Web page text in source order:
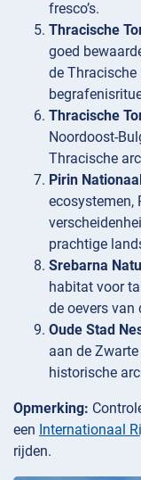
fresco’s.
Thracische
goed
de
Thracische
Noordoost-
Thracische
Pirin
ecosystemen,
prachtige
Srebarna
habitat voor
de oevers van
Oude Stad
aan de
historische
Opmerking:
een Internationaal
rijden.